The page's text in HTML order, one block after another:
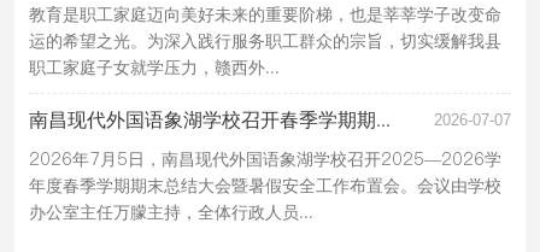
教育是职工家庭迈向美好未来的重要阶梯，也是莘莘学子改变命
运的希望之光。为深入践行服务职工群众的宗旨，切实缓解我县
职工家庭子女就学压力，赣西外...
南昌现代外国语象湖学校召开春季学期期... 2026-07-07
2026年7月5日，南昌现代外国语象湖学校召开2025—2026学
年度春季学期期末总结大会暨暑假安全工作布置会。会议由学校
办公室主任万朦主持，全体行政人员...